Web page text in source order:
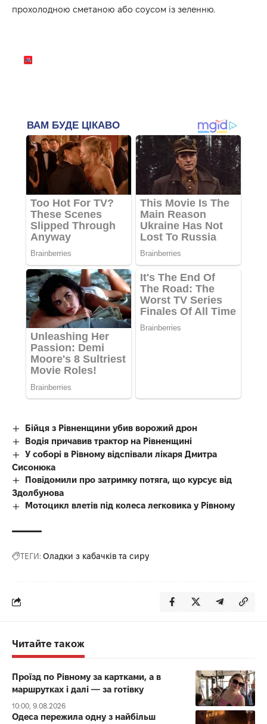
прохолодною сметаною або соусом із зеленню.
Бійця з Рівненщини убив ворожий дрон
Водія причавив трактор на Рівненщині
У соборі в Рівному відспівали лікаря Дмитра
Сисонюка
Повідомили про затримку потяга, що курсує від
Здолбунова
Мотоцикл влетів під колеса легковика у Рівному
ТЕГИ: Оладки з кабачків та сиру
Читайте також
Проїзд по Рівному за картками, а в
маршрутках і далі — за готівку
10:00, 9.08.2026
Одеса пережила одну з найбільш